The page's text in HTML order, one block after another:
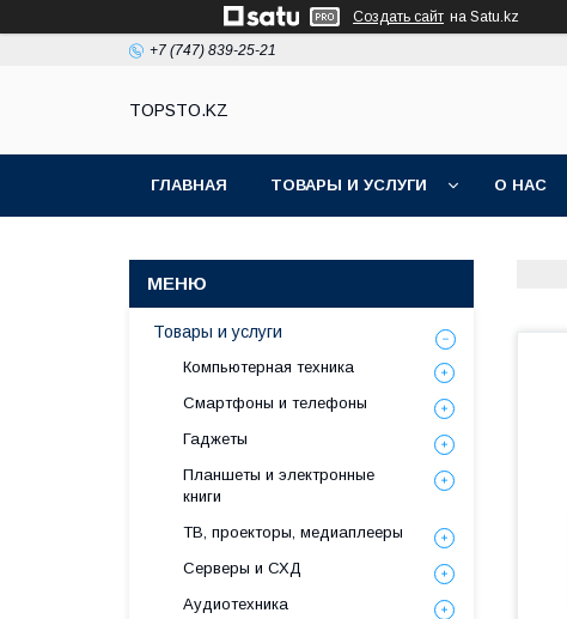
Создать сайт на Satu.kz
+7 (747) 839-25-21
TOPSTO.KZ
ГЛАВНАЯ ТОВАРЫ И УСЛУГИ О НАС
Товары и услуги
Компьютерная техника
Смартфоны и телефоны
Гаджеты
Планшеты и электронные
книги
ТВ, проекторы, медиаплееры
Серверы и СХД
Аудиотехника